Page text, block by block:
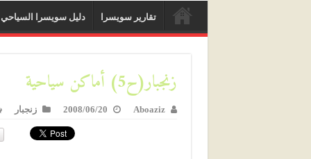
تقارير سويسرا دليل سويسرا السياحي
زنجبار(ح5) أماكن سياحية
Aboaziz
2008/06/20 زنجبار